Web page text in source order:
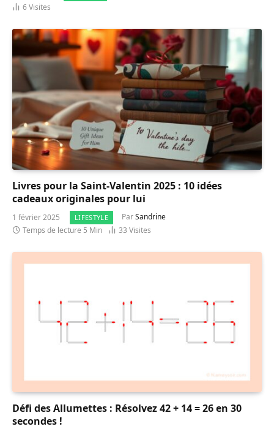
6Visites
Livres pour la Saint-Valentin 2025 : 10 idées
cadeaux originales pour lui
1 février 2025 LIFESTYLE ParSandrine
Temps de lecture 5 Min
33 Visites
Défi des Allumettes : Résolvez 42 + 14 = 26 en 30
secondes !